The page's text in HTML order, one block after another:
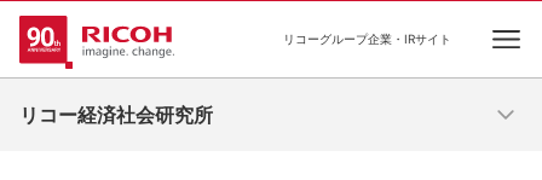
リコーグループ企業・IRサイト
リコー経済社会研究所